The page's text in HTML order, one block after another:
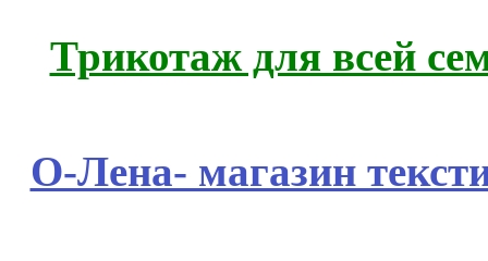
Трикотаж для всей
О-Лена- магазин